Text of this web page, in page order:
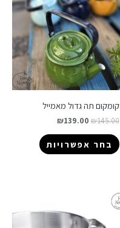
קומקום תה גדול מאמייל
₪145.00
₪139.00
בחר אפשרויות